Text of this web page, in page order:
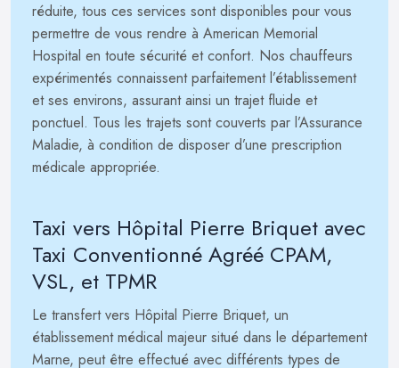
réduite, tous ces services sont disponibles pour vous
permettre de vous rendre à American Memorial
Hospital en toute sécurité et confort. Nos chauffeurs
expérimentés connaissent parfaitement l’établissement
et ses environs, assurant ainsi un trajet fluide et
ponctuel. Tous les trajets sont couverts par l’Assurance
Maladie, à condition de disposer d’une prescription
médicale appropriée.
Taxi vers Hôpital Pierre Briquet avec
Taxi Conventionné Agréé CPAM,
VSL, et TPMR
Le transfert vers Hôpital Pierre Briquet, un
établissement médical majeur situé dans le département
Marne, peut être effectué avec différents types de